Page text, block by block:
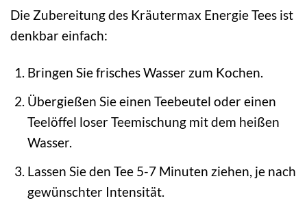
Die Zubereitung des Kräutermax Energie Tees ist
denkbar einfach:
Bringen Sie frisches Wasser zum Kochen.
Übergießen Sie einen Teebeutel oder einen
Teelöffel loser Teemischung mit dem heißen
Wasser.
Lassen Sie den Tee 5-7 Minuten ziehen, je nach
gewünschter Intensität.